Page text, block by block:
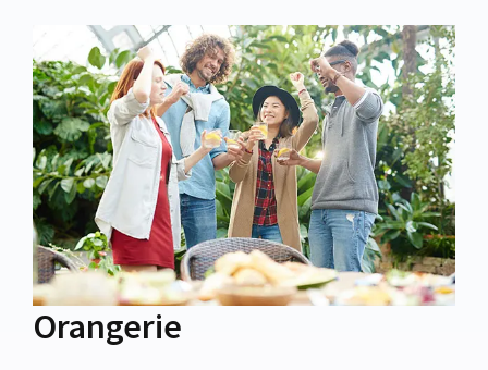
Orangerie